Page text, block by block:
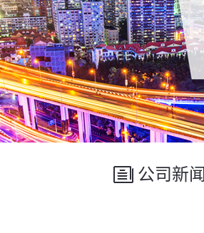
公司新闻